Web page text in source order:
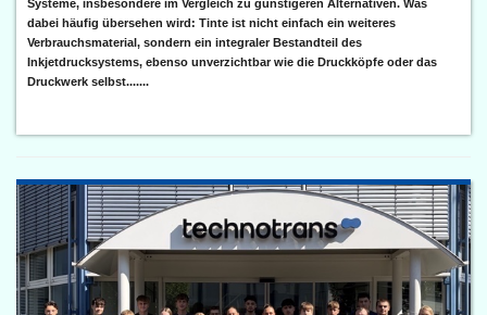
Systeme, insbesondere im Vergleich zu günstigeren Alternativen. Was
dabei häufig übersehen wird: Tinte ist nicht einfach ein weiteres
Verbrauchsmaterial, sondern ein integraler Bestandteil des
Inkjetdrucksystems, ebenso unverzichtbar wie die Druckköpfe oder das
Druckwerk selbst.......